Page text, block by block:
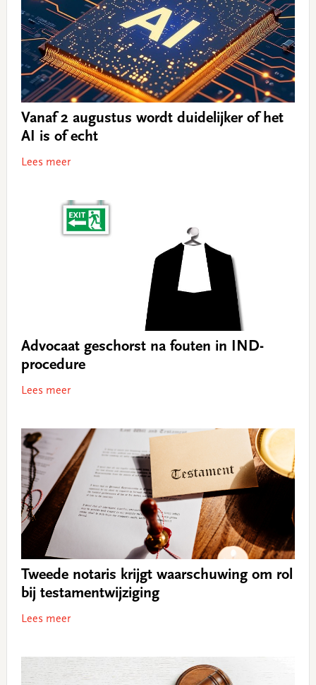
Vanaf 2 augustus wordt duidelijker of het
AI is of echt
Lees meer
Advocaat geschorst na fouten in IND-
procedure
Lees meer
Tweede notaris krijgt waarschuwing om rol
bij testamentwijziging
Lees meer